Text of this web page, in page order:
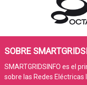
SOBRE
SMARTGRIDSINFO es el
sobre las Redes Eléctricas